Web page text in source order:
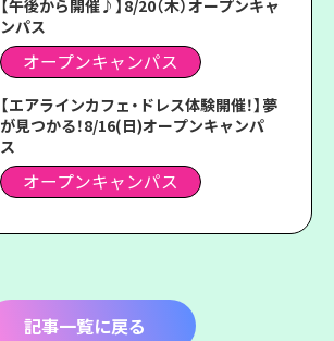
【午後から開催♪】8/20（木）オープンキャ
ンパス
オープンキャンパス
【エアラインカフェ・ドレス体験開催！】夢
が見つかる！8/16(日)オープンキャンパ
ス
オープンキャンパス
記事一覧に戻る